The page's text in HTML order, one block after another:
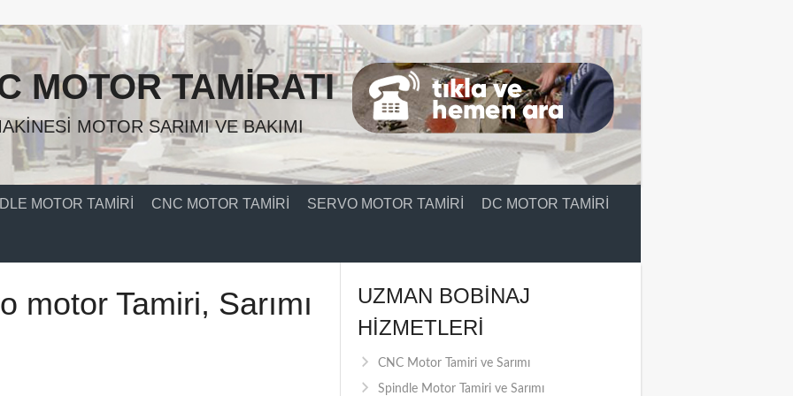
MOTOR TAMIRATI
MOTOR SARIMI VE BAKIMI
MOTOR TAMIRI CNC MOTOR TAMIRI SERVO MOTOR TAMIRI DC MOTOR TAMIRI
motor Tamiri, Sarımı
UZMAN BOBINAJ
HIZMETLERI
CNC Motor Tamiri ve Sarımı
Spindle Motor Tamiri ve Sarımı